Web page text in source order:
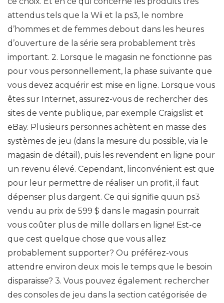
attendus tels que la Wii et la ps3, le nombre
d’hommes et de femmes debout dans les heures
d’ouverture de la série sera probablement très
important. 2. Lorsque le magasin ne fonctionne pas
pour vous personnellement, la phase suivante que
vous devez acquérir est mise en ligne. Lorsque vous
êtes sur Internet, assurez-vous de rechercher des
sites de vente publique, par exemple Craigslist et
eBay. Plusieurs personnes achètent en masse des
systèmes de jeu (dans la mesure du possible, via le
magasin de détail), puis les revendent en ligne pour
un revenu élevé. Cependant, linconvénient est que
pour leur permettre de réaliser un profit, il faut
dépenser plus dargent. Ce qui signifie quun ps3
vendu au prix de 599 $ dans le magasin pourrait
vous coûter plus de mille dollars en ligne! Est-ce
que cest quelque chose que vous allez
probablement supporter? Ou préférez-vous
attendre environ deux mois le temps que le besoin
disparaisse? 3. Vous pouvez également rechercher
des consoles de jeu dans la section catégorisée de